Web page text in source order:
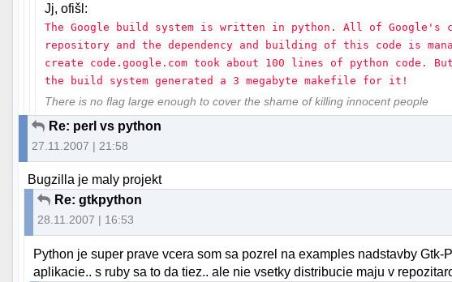
Jj, ofišl:
The Google build system is written in python. All of Google's
repository and the dependency and building of this code is
create code.google.com took about 100 lines of python code.
the build system generated a 3 megabyte makefile for it!
There is no flag large enough to cover the shame of killing innocent people
Re: perl vs python
27.11.2007 | 21:58
Bugzilla je maly projekt
Re: gtkpython
28.11.2007 | 16:53
Python je super prave vcera som sa pozrel na examples nadstavby Gtk-
aplikacie.. s ruby sa to da tiez.. ale nie vsetky distribucie maju v